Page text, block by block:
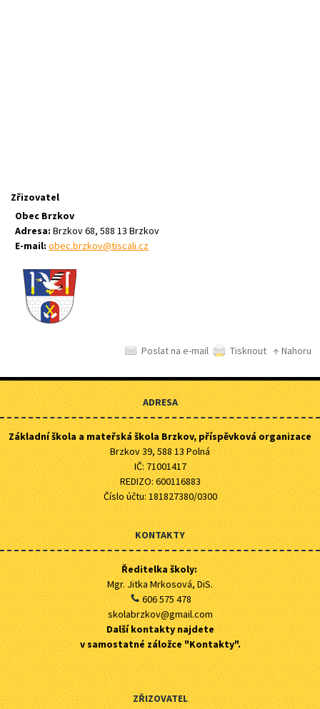
Zřizovatel
Obec Brzkov
Adresa:Brzkov 68, 588 13 Brzkov
E-mail: obec.brzkov@tiscali.cz
Poslat na e-mail Tisknout ↑ Nahoru
ADRESA
Základní škola a mateřská škola Brzkov, příspěvková organizace
Brzkov 39, 588 13 Polná
IČ: 71001417
REDIZO: 600116883
Číslo účtu: 181827380/0300
KONTAKTY
Ředitelka školy:
Mgr. Jitka Mrkosová, DiS.
606 575 478
skolabrzkov@gmail.com
Další kontakty najdete
v samostatné záložce "Kontakty".
ZŘIZOVATEL